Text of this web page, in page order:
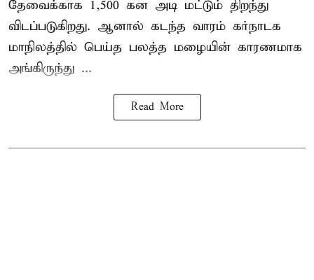
தேவைக்காக 1,500 கன அடி மட்டும் திறந்து
விடப்படுகிறது. ஆனால் கடந்த வாரம் கர்நாடக
மாநிலத்தில் பெய்த பலத்த மழையின் காரணமாக
அங்கிருந்து ...
Read More